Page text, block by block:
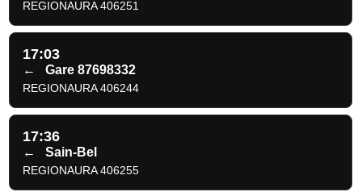
REGIONAURA 406251
17:03
← Gare 87698332
REGIONAURA 406244
17:36
← Sain-Bel
REGIONAURA 406255